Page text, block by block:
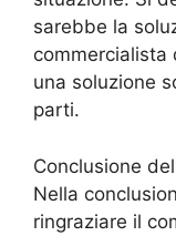
sarebbe la
commercialista
una soluzione
parti.
Conclusione
Nella
ringraziare il